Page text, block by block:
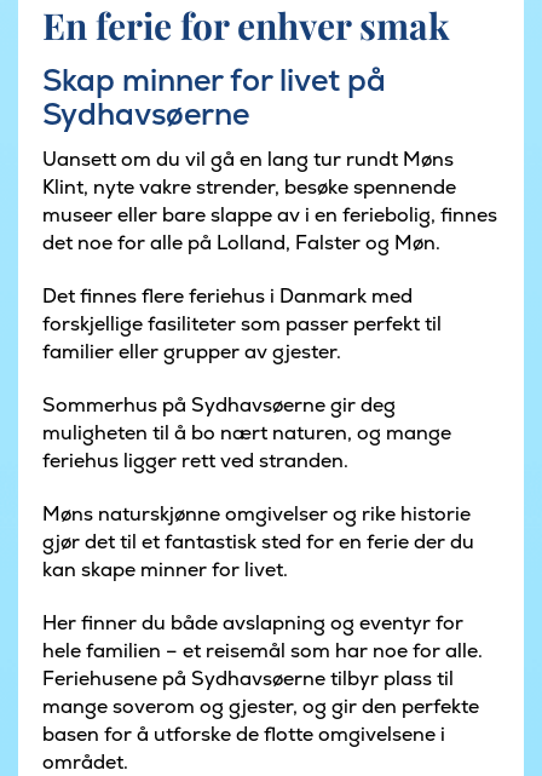
En ferie for enhver smak
Skap minner for livet på
Sydhavsøerne
Uansett om du vil gå en lang tur rundt Møns
Klint, nyte vakre strender, besøke spennende
museer eller bare slappe av i en feriebolig, finnes
det noe for alle på Lolland, Falster og Møn.
Det finnes flere feriehus i Danmark med
forskjellige fasiliteter som passer perfekt til
familier eller grupper av gjester.
Sommerhus på Sydhavsøerne gir deg
muligheten til å bo nært naturen, og mange
feriehus ligger rett ved stranden.
Møns naturskjønne omgivelser og rike historie
gjør det til et fantastisk sted for en ferie der du
kan skape minner for livet.
Her finner du både avslapning og eventyr for
hele familien – et reisemål som har noe for alle.
Feriehusene på Sydhavsøerne tilbyr plass til
mange soverom og gjester, og gir den perfekte
basen for å utforske de flotte omgivelsene i
området.